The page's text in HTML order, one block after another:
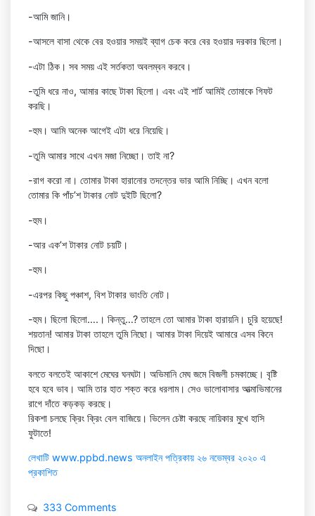
-আমি জানি।
-আসলে বাসা থেকে বের হওয়ার সময়ই ব্যাগ চেক করে বের হওয়ার দরকার ছিলো।
-এটা ঠিক। সব সময় এই সর্তকতা অবলম্বন করবে।
-তুমি ধরে নাও, আমার কাছে টাকা ছিলো। এবং এই শার্ট আমিই তোমাকে গিফট
করছি।
-হুম। আমি অনেক আগেই এটা ধরে নিয়েছি।
-তুমি আমার সাথে এখন মজা নিচ্ছো। তাই না?
-রাগ করো না। তোমার টাকা হারানোর তদন্তের ভার আমি নিচ্ছি। এখন বলো
তোমার কি পাঁচ’শ টাকার নোট দুইটি ছিলো?
-হুম।
-আর এক’শ টাকার নোট চয়টি।
-হুম।
-এরপর কিছু পঞ্চাশ, বিশ টাকার ভাংতি নোট।
-হুম। ছিলো ছিলো….। কিন্তু…? তাহলে তো আমার টাকা হারায়নি। চুরি হয়েছে!
শয়তান! আমার টাকা তাহলে তুমি নিছো। আমার টাকা দিয়েই আমারে এসব কিনে
দিছো।
বলতে বলতেই আকাশে মেঘের ঘনঘটা। অভিমানি মেঘ জমে বিজলী চমকাচ্ছে। বৃষ্টি
হবে হবে ভাব। আমি তার হাত শক্ত করে ধরলাম। সেও ভালোবাসার আত্মাভিমানের
রাগে দাঁতে কড়কড় করছে।
রিকশা চলছে ক্রিং ক্রিং বেল বাজিয়ে। ভিলেন চেষ্টা করছে নায়িকার মুখে হাসি
ফুটাতে!
লেখাটি www.ppbd.news অনলাইন পত্রিকায় ২৬ নভেম্বর ২০২০ এ
প্রকাশিত
333 Comments